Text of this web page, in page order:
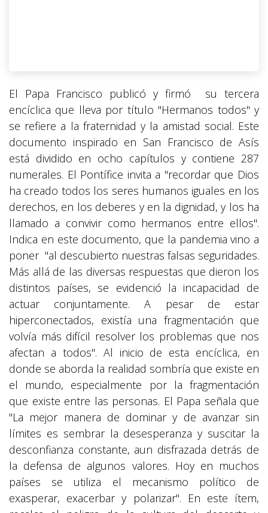
El Papa Francisco publicó y firmó su tercera
encíclica que lleva por título "Hermanos todos" y
se refiere a la fraternidad y la amistad social. Este
documento inspirado en San Francisco de Asís
está dividido en ocho capítulos y contiene 287
numerales. El Pontífice invita a "recordar que Dios
ha creado todos los seres humanos iguales en los
derechos, en los deberes y en la dignidad, y los ha
llamado a convivir como hermanos entre ellos".
Indica en este documento, que la pandemia vino a
poner "al descubierto nuestras falsas seguridades.
Más allá de las diversas respuestas que dieron los
distintos países, se evidenció la incapacidad de
actuar conjuntamente. A pesar de estar
hiperconectados, existía una fragmentación que
volvía más difícil resolver los problemas que nos
afectan a todos". Al inicio de esta encíclica, en
donde se aborda la realidad sombría que existe en
el mundo, especialmente por la fragmentación
que existe entre las personas. El Papa señala que
"La mejor manera de dominar y de avanzar sin
límites es sembrar la desesperanza y suscitar la
desconfianza constante, aun disfrazada detrás de
la defensa de algunos valores. Hoy en muchos
países se utiliza el mecanismo político de
exasperar, exacerbar y polarizar". En este ítem,